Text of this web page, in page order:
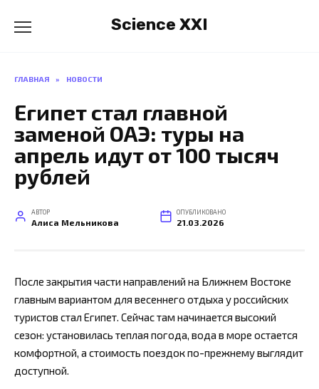
содержанию
Science XXI
ГЛАВНАЯ » НОВОСТИ
Египет стал главной
заменой ОАЭ: туры на
апрель идут от 100 тысяч
рублей
АВТОР
Алиса Мельникова
ОПУБЛИКОВАНО
21.03.2026
После закрытия части направлений на Ближнем Востоке
главным вариантом для весеннего отдыха у российских
туристов стал Египет. Сейчас там начинается высокий
сезон: установилась теплая погода, вода в море остается
комфортной, а стоимость поездок по-прежнему выглядит
доступной.